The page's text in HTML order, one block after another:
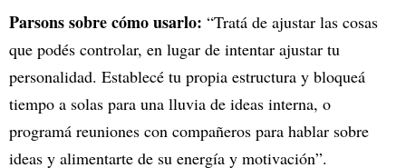
Parsons sobre cómo usarlo: “Tratá de ajustar las cosas
que podés controlar, en lugar de intentar ajustar tu
personalidad. Establecé tu propia estructura y bloqueá
tiempo a solas para una lluvia de ideas interna, o
programá reuniones con compañeros para hablar sobre
ideas y alimentarte de su energía y motivación”.